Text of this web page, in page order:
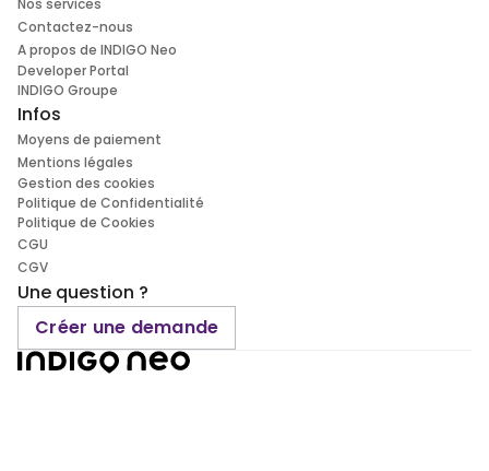
Nos services
Contactez-nous
A propos de INDIGO Neo
Developer Portal
INDIGO Groupe
Infos
Moyens de paiement
Mentions légales
Gestion des cookies
Politique de Confidentialité
Politique de Cookies
CGU
CGV
Une question ?
Créer une demande